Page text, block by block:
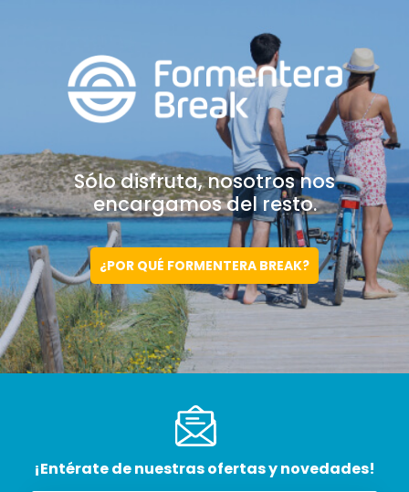
Sólo disfruta, nosotrosnos
encargamos del resto.
¿POR QUÉ FORMENTERA BREAK?
¡Entérate de nuestras ofertas y novedades!